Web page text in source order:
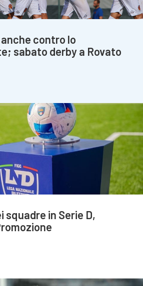
contro lo
sabato derby a Rovato
squadre in Serie D,